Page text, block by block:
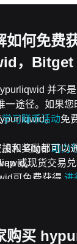
如何免费
，
并不
一途径。如果您
。
学习赚币活动免
加入 Bitget助力
。
可免费获得 进
和奖励都可以
或现货交易
购买